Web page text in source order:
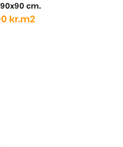
cm.
kr.m2